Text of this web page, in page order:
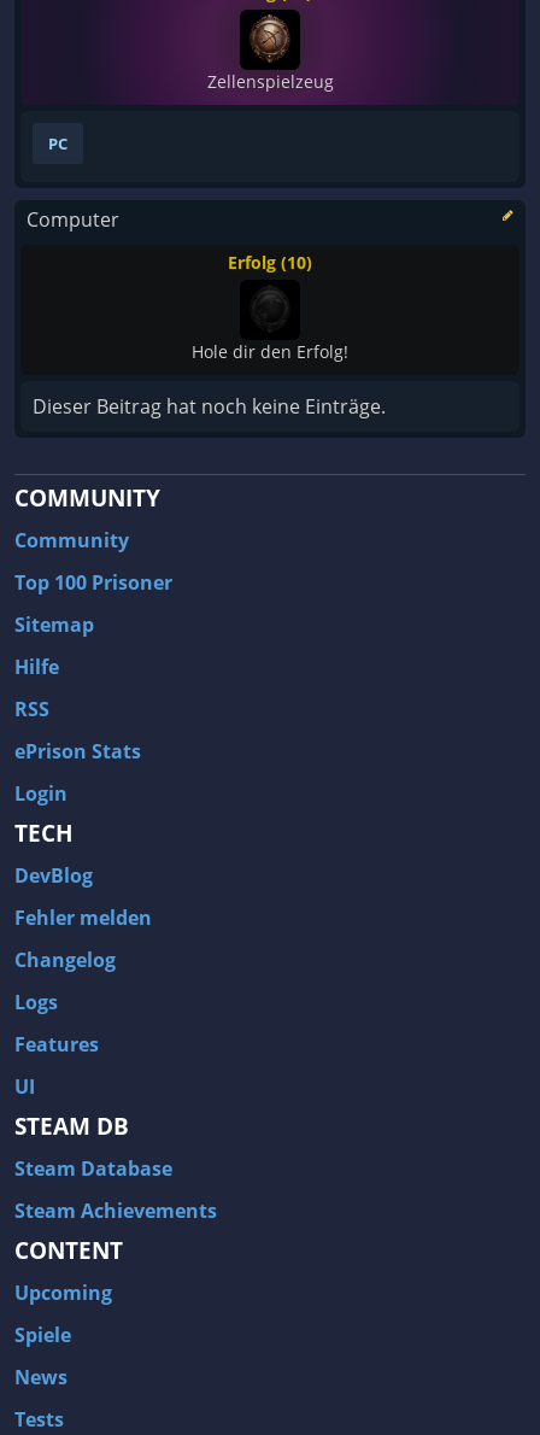
Zellenspielzeug
PC
Computer
Erfolg (10)
Hole dir den Erfolg!
Dieser Beitrag hat noch keine Einträge.
COMMUNITY
Community
Top 100 Prisoner
Sitemap
Hilfe
RSS
ePrison Stats
Login
TECH
DevBlog
Fehler melden
Changelog
Logs
Features
UI
STEAM DB
Steam Database
Steam Achievements
CONTENT
Upcoming
Spiele
News
Tests